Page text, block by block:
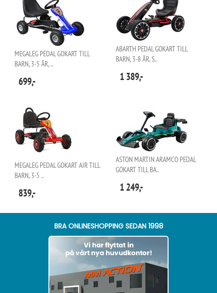
MEGALEG PEDAL GOKART TILL
BARN, 3-5 ÅR, ..
699,-
ABARTH PEDAL GOKART TILL
BARN, 3-8 ÅR, S..
1 389,-
MEGALEG PEDAL GOKART AIR TILL
BARN, 3-5 ..
839,-
ASTON MARTIN ARAMCO PEDAL
GOKART TILL BA..
1 249,-
BRA ONLINESHOPPING SEDAN 1998